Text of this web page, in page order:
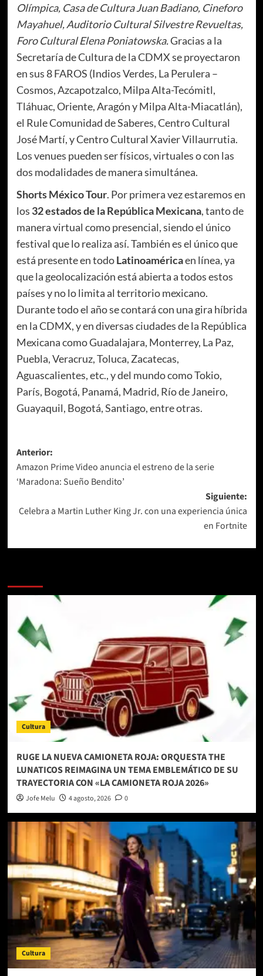
Olímpica, Casa de Cultura Juan Badiano, Cineforo
Mayahuel, Auditorio Cultural Silvestre Revueltas,
Foro Cultural Elena Poniatowska.Gracias a la
Secretaría de Cultura de la CDMX se proyectaron
en sus 8 FAROS (Indios Verdes, La Perulera –
Cosmos, Azcapotzalco, Milpa Alta-Tecómitl,
Tláhuac, Oriente, Aragón y Milpa Alta-Miacatlán),
el Rule Comunidad de Saberes, Centro Cultural
José Martí, y Centro Cultural Xavier Villaurrutia.
Los venues pueden ser físicos, virtuales o con las
dos modalidades de manera simultánea.
Shorts México Tour. Por primera vez estaremos en
los 32 estados de la República Mexicana, tanto de
manera virtual como presencial, siendo el único
festival que lo realiza así. También es el único que
está presente en todoLatinoaméricaen línea, ya
que la geolocalización está abierta a todos estos
países y no lo limita al territorio mexicano.
Durante todo el año se contará con una gira híbrida
en la CDMX, y en diversas ciudades de la República
Mexicana como Guadalajara, Monterrey, La Paz,
Puebla, Veracruz, Toluca, Zacatecas,
Aguascalientes, etc., y del mundo como Tokio,
París, Bogotá, Panamá, Madrid, Río de Janeiro,
Guayaquil, Bogotá, Santiago, entre otras.
Navegación
de
entradas
Anterior:
Amazon Prime Video anuncia el estreno de la serie
‘Maradona: Sueño Bendito’
Siguiente:
Celebra a Martin Luther King Jr. con una experiencia única
en Fortnite
Cultura
RUGE LA NUEVA CAMIONETA ROJA: ORQUESTA THE
LUNATICOS REIMAGINA UN TEMA EMBLEMÁTICO DE SU
TRAYECTORIA CON «LA CAMIONETA ROJA 2026»
Jofe Melu 4 agosto, 2026 0
Cultura